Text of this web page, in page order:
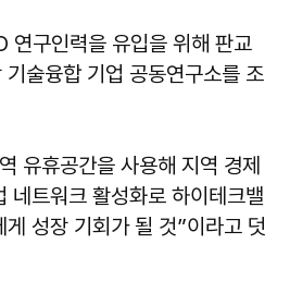
연구인력을 유입을 위해 판교
술융합 기업 공동연구소를 조
유휴공간을 사용해 지역 경제
네트워크 활성화로 하이테크밸
성장 기회가 될 것”이라고 덧